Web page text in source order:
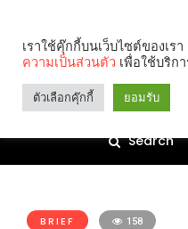
Search
BRIEF 158
เราใช้คุ๊กกี้บนเว็บไซต์ของเ
ความเป็นส่วนตัว เพื่อใช้บริก
ตัวเลือกคุ๊กกี้ ยอมรับ